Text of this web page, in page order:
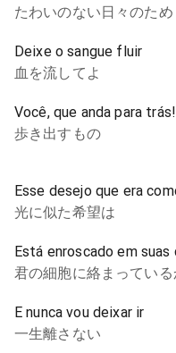
たわいのない日々のため
Deixe o sangue fluir
血を流してよ
Você, que anda para trás!
歩き出すもの
Esse desejo que era
光に似た希望は
Está enroscado em suas
君の細胞に絡まっている
E nunca vou deixar ir
一生離さない